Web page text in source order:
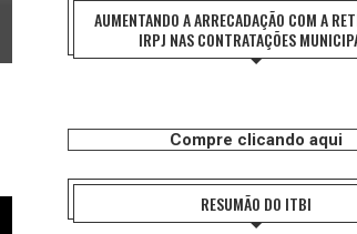
AUMENTANDO A ARRECADAÇÃO COM A
IRPJ NAS CONTRATAÇÕES
Compre clicando aqui
RESUMÃO DO ITBI